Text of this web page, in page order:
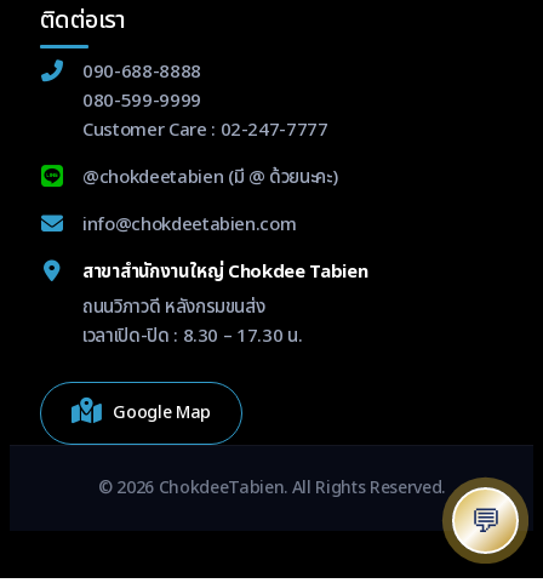
ติดต่อเรา
090-688-8888
080-599-9999
Customer Care : 02-247-7777
@chokdeetabien (มี @ ด้วยนะคะ)
info@chokdeetabien.com
สาขาสำนักงานใหญ่ Chokdee Tabien
ถนนวิภาวดี หลังกรมขนส่ง
เวลาเปิด-ปิด : 8.30 – 17.30 น.
Google Map
© 2026 ChokdeeTabien. All Rights Reserved.
💬